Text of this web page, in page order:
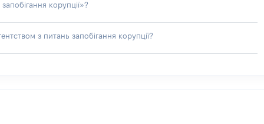
корупції»?
з питань запобігання корупції?